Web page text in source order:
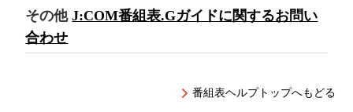
その他J:COM番組表.Gガイドに関するお問い
合わせ
番組表ヘルプトップへもどる